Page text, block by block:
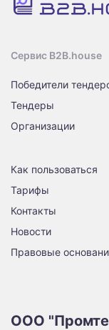
Сервис B2B.house
Победители
Тендеры
Организации
Как пользоваться
Тарифы
Контакты
Новости
Правовые
ООО